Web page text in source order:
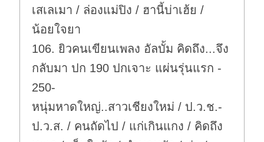
เสเลเมา / ล่องแม่ปิง / ฮานี้บ่าเฮ้ย /
น้อยใจยา
106. ยิวคนเขียนเพลง อัลบั้ม คิดถึง...จึง
กลับมา ปก 190 ปกเจาะ แผ่นรุ่นแรก -
250-
หนุ่มหาดใหญ่..สาวเชียงใหม่ / ป.ว.ช.-
ป.ว.ส. / คนถัดไป / แก่เกินแกง / คิดถึง